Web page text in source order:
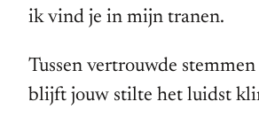
ik vind je in mijn tranen.
Tussen vertrouwde stemmen
blijft jouw stilte het luidst